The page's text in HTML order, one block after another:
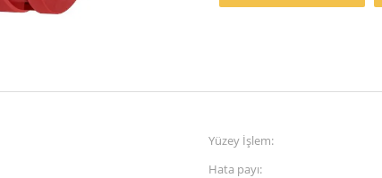
Yüzey İşlem:
Hata payı: